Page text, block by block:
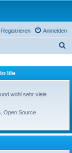
Anmelden
Registrieren
h
life
wohl sehr viele
Open Source